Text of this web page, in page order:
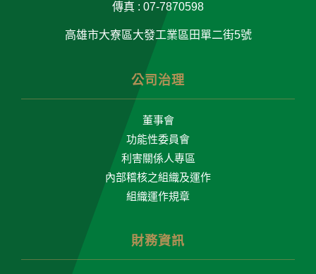
傳真 : 07-7870598
高雄市大寮區大發工業區田單二街5號
公司治理
董事會
功能性委員會
利害關係人專區
內部稽核之組織及運作
組織運作規章
財務資訊